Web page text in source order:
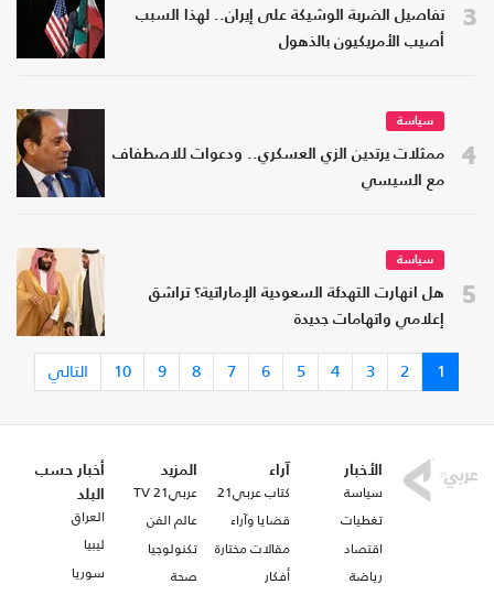
3
تفاصيل الضربة الوشيكة على إيران.. لهذا السبب
أصيب الأمريكيون بالذهول
4
سياسة
ممثلات يرتدين الزي العسكري.. ودعوات للاصطفاف
مع السيسي
5
سياسة
هل انهارت التهدئة السعودية الإماراتية؟ تراشق
إعلامي واتهامات جديدة
1
2
3
4
5
6
7
8
9
10 التالي
الأخبار
سياسة
تغطيات
اقتصاد
رياضة
آراء
كتاب عربي21
قضايا وآراء
مقالات مختارة
أفكار
المزيد
عربي21 TV
عالم الفن
تكنولوجيا
صحة
أخبار حسب
البلد
العراق
ليبيا
سوريا